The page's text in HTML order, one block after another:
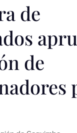
de
de